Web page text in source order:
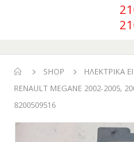
SHOP ΗΛΕΚΤΡΙΚΆ
RENAULT MEGANE 2002-2005,
8200509516